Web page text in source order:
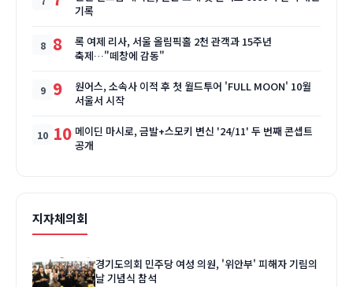
기록
8
록 여제 리사, 서울 올림픽홀 2천 관객과 15주년
축제…"떼창에 감동"
9
원어스, 소속사 이적 후 첫 월드투어 'FULL MOON' 10월
서울서 시작
10 메이딘 마시로, 금발+스모키 변신 '24/11' 두 번째 콘셉트
공개
지자체의회
경기도의회 민주당 여성 의원, '위안부' 피해자 기림의
날 기념식 참석